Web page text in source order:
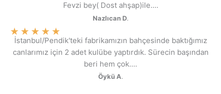
Fevzi bey( Dost ahşap)ile....
Nazlıcan D.
★ ★ ★ ★ ★
İstanbul/Pendik'teki fabrikamızın bahçesinde baktığımız
canlarımız için 2 adet kulübe yaptırdık. Sürecin başından
beri hem çok....
Öykü A.